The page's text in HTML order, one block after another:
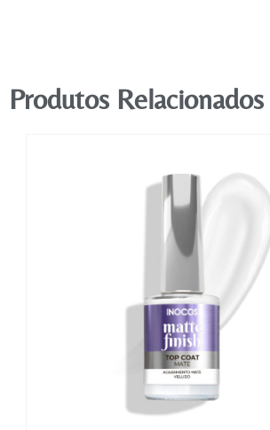
Produtos Relacionados